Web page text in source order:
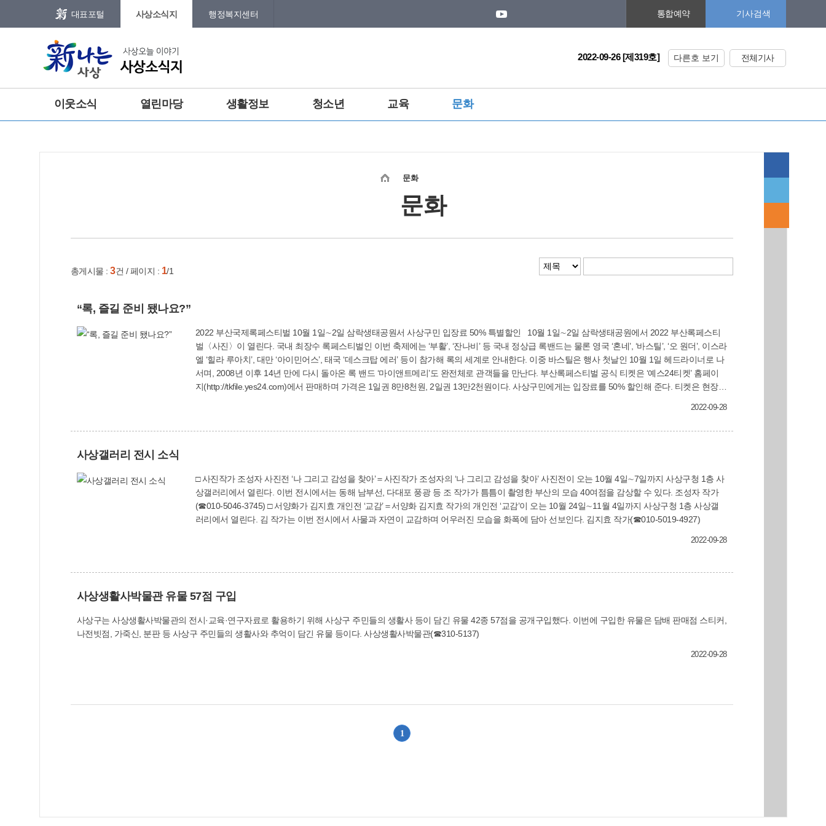
메인메뉴 바로가기
대표포털 사상소식지 행정복지센터 통합예약 기사검색
2022-09-26 [제319호] 다른호 보기 전체기사
이웃소식 열린마당 생활정보 청소년 교육 문화
문화
문화
총게시물 : 3건 / 페이지 : 1/1
“록, 즐길 준비 됐나요?”
2022 부산국제록페스티벌 10월 1일∼2일 삼락생태공원서 사상구민 입장료 50% 특별할인 10월 1일∼2일 삼락생태공원에서 2022 부산록페스티
벌〈사진〉이 열린다. 국내 최장수 록페스티벌인 이번 축제에는 ‘부활’, ‘잔나비’ 등 국내 정상급 록밴드는 물론 영국 ‘혼네’, ‘바스틸’, ‘오 원더’, 이스라
엘 ‘힐라 루아치’, 대만 ‘아이민어스’, 태국 ‘데스크탑 에러’ 등이 참가해 록의 세계로 안내한다. 이중 바스틸은 행사 첫날인 10월 1일 헤드라이너로 나
서며, 2008년 이후 14년 만에 다시 돌아온 록 밴드 ‘마이앤트메리’도 완전체로 관객들을 만난다. 부산록페스티벌 공식 티켓은 ‘예스24티켓’ 홈페이
지(http://tkfile.yes24.com)에서 판매하며 가격은 1일권 8만8천원, 2일권 13만2천원이다. 사상구민에게는 입장료를 50% 할인해 준다. 티켓은 현장
2022-09-28
사상갤러리 전시 소식
□ 사진작가 조성자 사진전 ‘나 그리고 감성을 찾아’＝사진작가 조성자의 ‘나 그리고 감성을 찾아’ 사진전이 오는 10월 4일∼7일까지 사상구청 1층 사
상갤러리에서 열린다. 이번 전시에서는 동해 남부선, 다대포 풍광 등 조 작가가 틈틈이 촬영한 부산의 모습 40여점을 감상할 수 있다. 조성자 작가
(☎010-5046-3745) □ 서양화가 김지효 개인전 ‘교감’＝서양화 김지효 작가의 개인전 ‘교감’이 오는 10월 24일∼11월 4일까지 사상구청 1층 사상갤
러리에서 열린다. 김 작가는 이번 전시에서 사물과 자연이 교감하며 어우러진 모습을 화폭에 담아 선보인다. 김지효 작가(☎010-5019-4927)
2022-09-28
사상생활사박물관 유물 57점 구입
사상구는 사상생활사박물관의 전시·교육·연구자료로 활용하기 위해 사상구 주민들의 생활사 등이 담긴 유물 42종 57점을 공개구입했다. 이번에 구입한 유물은 담배 판매점 스티커,
나전빗점, 가죽신, 분판 등 사상구 주민들의 생활사와 추억이 담긴 유물 등이다. 사상생활사박물관(☎310-5137)
2022-09-28
1